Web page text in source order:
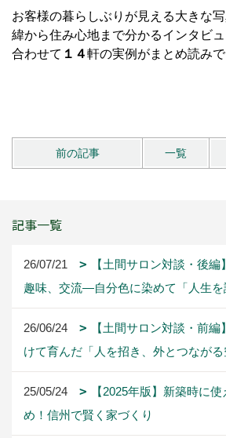
お客様の暮らしぶりが見える大きな
緯から住み心地まで分かるインタビュ
合わせて １４軒の実例がまとめ読みで
前の記事 一覧
記事一覧
26/07/21
【土間サロン対談・後編
趣味、交流―自分色に染めて「人生
26/06/24
【土間サロン対談・前
けて育んだ「人を招き、外とつながる
25/05/24
【2025年版】新築時に
め！信州で賢く家づくり